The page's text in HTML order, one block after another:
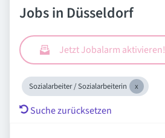
Jobs in Düsseldorf
Jetzt Jobalarm aktivieren!
Sozialarbeiter / Sozialarbeiterin
Suche zurücksetzen